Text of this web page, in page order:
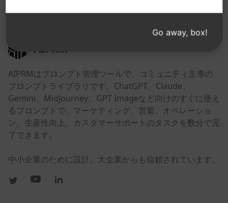
以下のリンクが役に立つかもしれない。
AIPRM
AIPRMはプロンプト管理ツールで、コミュニティ主導の
プロンプトライブラリです。ChatGPT、Claude、
Gemini、Midjourney、GPT Imageなど向けのすぐに使え
るプロンプトで、マーケティング、営業、オペレーショ
ン、生産性向上、カスタマーサポートのタスクを数分で完
了できます。
中小企業のために設計。大企業からも信頼されています。
Go away, box!